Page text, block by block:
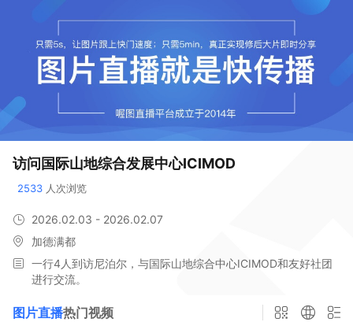
访问国际山地综合发展中心ICIMOD
2533 人次浏览
2026.02.03 - 2026.02.07
加德满都
一行4人到访尼泊尔，与国际山地综合中心ICIMOD和友好社团
进行交流。
图片直播热门视频